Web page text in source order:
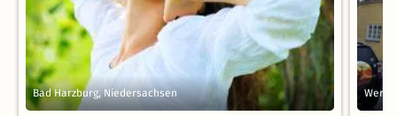
Bad Harzburg, Niedersachsen